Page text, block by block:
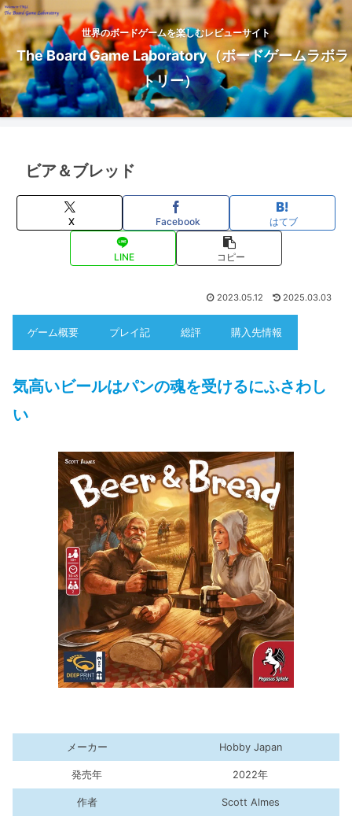
世界のボードゲームを楽しむレビューサイト
The Board Game Laboratory（ボードゲームラボラ
トリー）
ビア＆ブレッド
X Facebook はてブ
LINE コピー
2023.05.12 2025.03.03
ゲーム概要 プレイ記 総評 購入先情報
気高いビールはパンの魂を受けるにふさわし
い
メーカー Hobby Japan
発売年 2022年
作者 Scott Almes